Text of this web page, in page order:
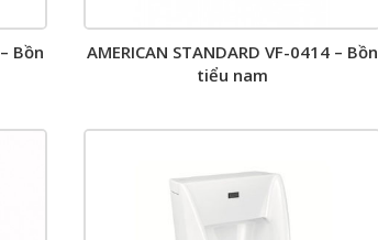
Bồn
AMERICAN STANDARD VF-0414 – Bồn
tiểu nam